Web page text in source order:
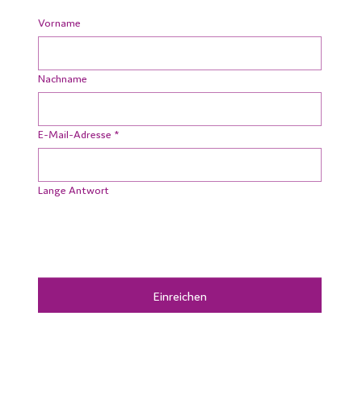
Vorname
Nachname
E-Mail-Adresse *
Lange Antwort
Einreichen